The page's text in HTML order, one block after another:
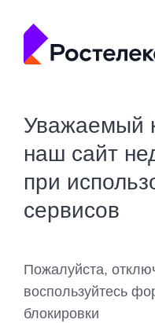
Уважаемый
наш сайт
при
сервисов
Пожалуйста,
воспользуйтесь
блокировки